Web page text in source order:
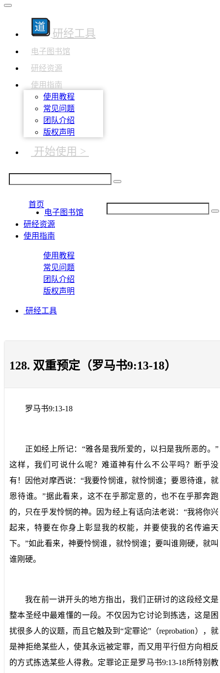
研经工具
电子图书馆
研经资源
使用指南
使用教程
常见问题
团队介绍
版权声明
开始使用 >
首页
电子图书馆
研经资源
使用指南
使用教程
常见问题
团队介绍
版权声明
研经工具
128. 双重预定（罗马书9:13-18）
罗马书9:13-18
正如经上所记：“雅各是我所爱的，以扫是我所恶的。”
这样，我们可说什么呢？难道神有什么不公平吗？断乎没
有！因他对摩西说：“我要怜悯谁，就怜悯谁；要恩待谁，就
恩待谁。”据此看来，这不在乎那定意的，也不在乎那奔跑
的，只在乎发怜悯的神。因为经上有话向法老说：“我将你兴
起来，特要在你身上彰显我的权能，并要使我的名传遍天
下。”如此看来，神要怜悯谁，就怜悯谁；要叫谁刚硬，就叫
谁刚硬。
我在前一讲开头的地方指出，我们正研讨的这段经文是
整本圣经中最难懂的一段。不仅因为它讨论到拣选，这是困
扰很多人的议题，而且它触及到“定罪论”（reprobation），就
是神拒绝某些人，使其永远被定罪，而又用平行但方向相反
的方式拣选某些人得救。定罪论正是罗马书9:13-18所特别教